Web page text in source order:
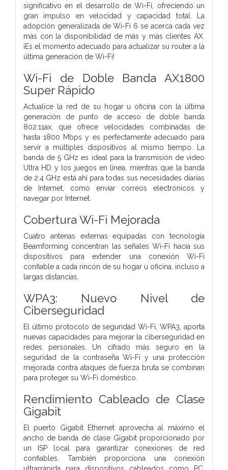
significativo en el desarrollo de Wi-Fi, ofreciendo un
gran impulso en velocidad y capacidad total. La
adopción generalizada de Wi-Fi 6 se acerca cada vez
más con la disponibilidad de más y más clientes AX.
¡Es el momento adecuado para actualizar su router a la
última generación de Wi-Fi!
Wi-Fi de Doble Banda AX1800
Super Rápido
Actualice la red de su hogar u oficina con la última
generación de punto de acceso de doble banda
802.11ax, que ofrece velocidades combinadas de
hasta 1800 Mbps y es perfectamente adecuado para
servir a múltiples dispositivos al mismo tiempo. La
banda de 5 GHz es ideal para la transmisión de video
Ultra HD y los juegos en línea, mientras que la banda
de 2.4 GHz está ahí para todas sus necesidades diarias
de Internet, como enviar correos electrónicos y
navegar por Internet.
Cobertura Wi-Fi Mejorada
Cuatro antenas externas equipadas con tecnología
Beamforming concentran las señales Wi-Fi hacia sus
dispositivos para extender una conexión Wi-Fi
confiable a cada rincón de su hogar u oficina, incluso a
largas distancias.
WPA3: Nuevo Nivel de
Ciberseguridad
El último protocolo de seguridad Wi-Fi, WPA3, aporta
nuevas capacidades para mejorar la ciberseguridad en
redes personales. Un cifrado más seguro en la
seguridad de la contraseña Wi-Fi y una protección
mejorada contra ataques de fuerza bruta se combinan
para proteger su Wi-Fi doméstico.
Rendimiento Cableado de Clase
Gigabit
El puerto Gigabit Ethernet aprovecha al máximo el
ancho de banda de clase Gigabit proporcionado por
un ISP local para garantizar conexiones de red
confiables. También proporciona una conexión
ultrarrápida para dispositivos cableados como PC,